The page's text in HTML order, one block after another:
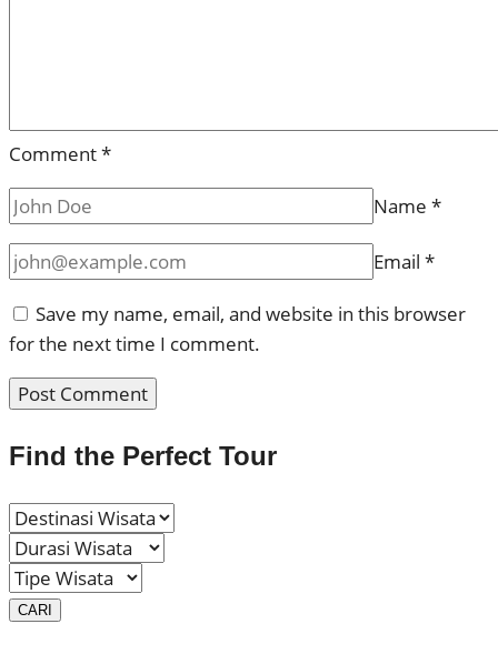
Comment*
Name *
Email *
Save my name, email, and website in this browser
for the next time I comment.
Find the Perfect Tour
CARI